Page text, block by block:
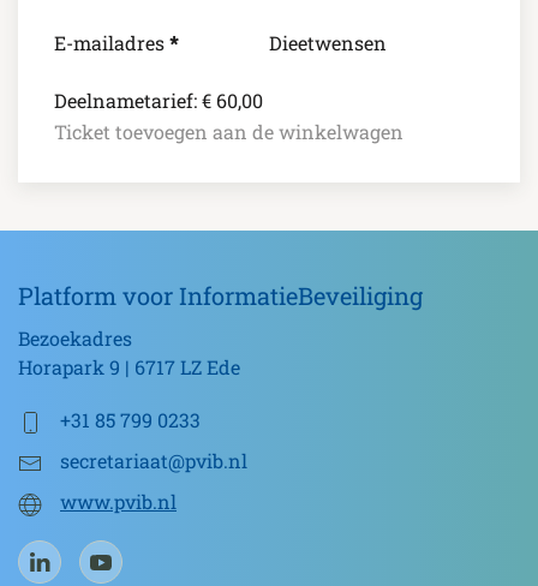
E-mailadres* Dieetwensen
Deelnametarief:€ 60,00
Ticket toevoegen aan de winkelwagen
AI
compliance,
AI
en
AI
AI
nieuwe
aantal
Platform voor InformatieBeveiliging
Bezoekadres
Horapark 9 | 6717 LZ Ede
+31 85 799 0233
secretariaat@pvib.nl
www.pvib.nl